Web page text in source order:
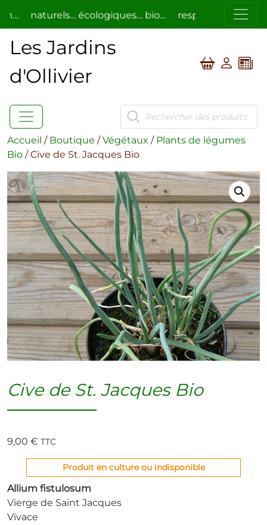
naturels… écologiques… bio… respectueux de
Les Jardins
d'Ollivier
Recherche
de
produits
Accueil / Boutique /Végétaux / Plants de légumes
Bio / Cive de St. Jacques Bio
Cive de St. Jacques Bio
9,00 € TTC
Produit en culture ou indisponible
Allium fistulosum
Vierge de Saint Jacques
Vivace